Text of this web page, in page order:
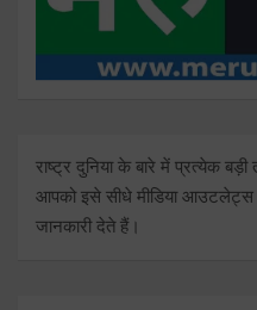
राष्ट्र दुनिया के बारे में प्रत्येक बड़ी
आपको इसे सीधे मीडिया आउटलेट्स
जानकारी देते हैं।